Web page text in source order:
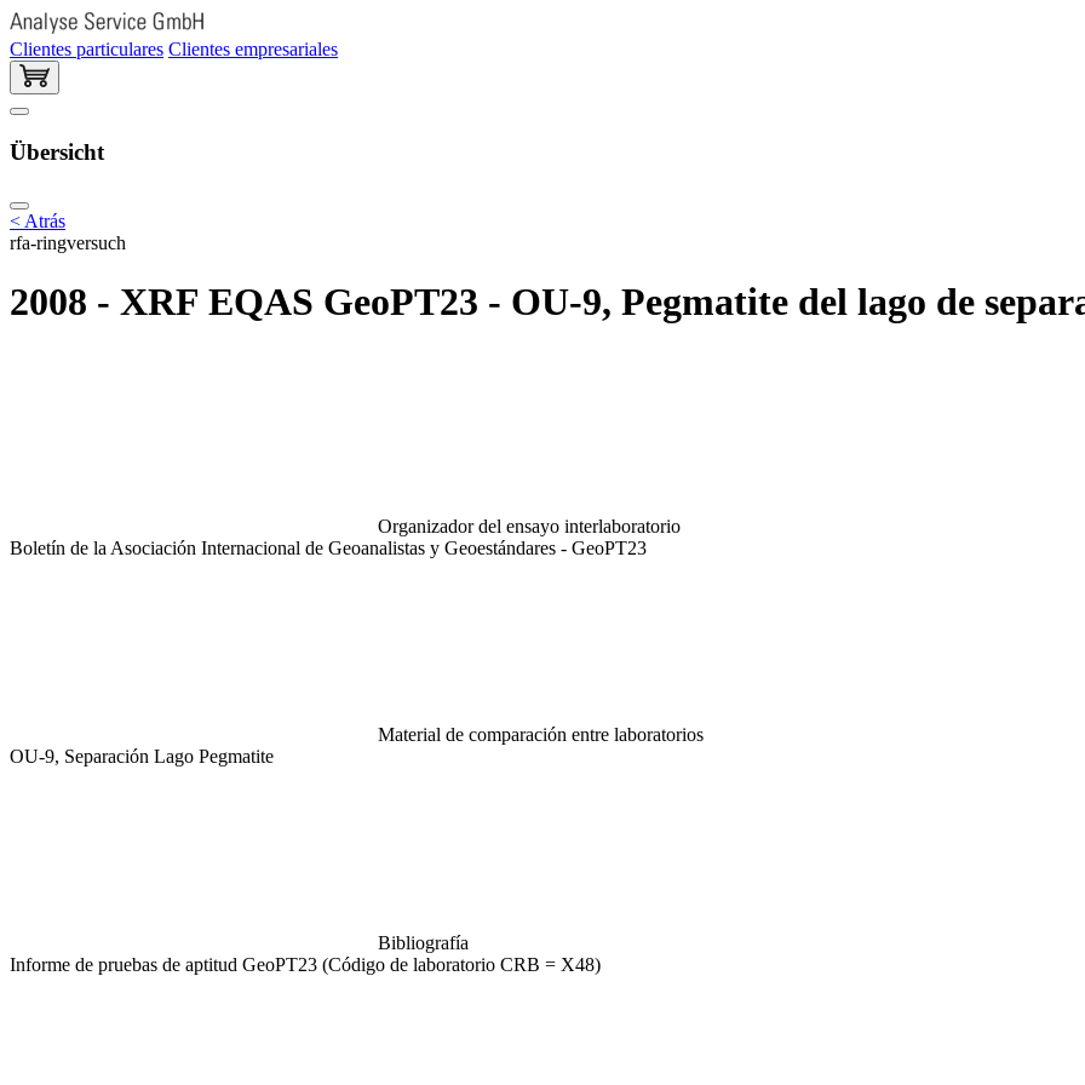
Clientes particulares Clientes empresariales
Übersicht
< Atrás
rfa-ringversuch
2008 - XRF EQAS GeoPT23 - OU-9, Pegmatite del lago de
Organizador del ensayo interlaboratorio
Boletín de la Asociación Internacional de Geoanalistas y Geoestándares - GeoPT23
Material de comparación entre laboratorios
OU-9, Separación Lago Pegmatite
Bibliografía
Informe de pruebas de aptitud GeoPT23 (Código de laboratorio CRB = X48)